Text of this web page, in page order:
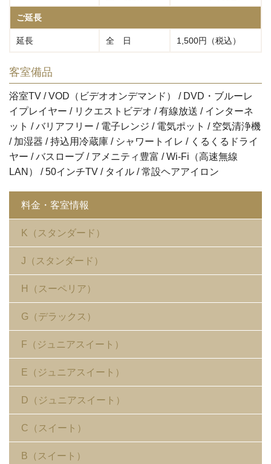
ご延長
延長 全 日 1,500円（税込）
客室備品
浴室TV / VOD（ビデオオンデマンド） / DVD・ブルーレ
イプレイヤー / リクエストビデオ / 有線放送 / インターネ
ット / バリアフリー / 電子レンジ / 電気ポット / 空気清浄機
/ 加湿器 / 持込用冷蔵庫 / シャワートイレ / くるくるドライ
ヤー / バスローブ / アメニティ豊富 / Wi-Fi（高速無線
LAN） / 50インチTV / タイル / 常設ヘアアイロン
料金・客室情報
K（スタンダード）
J（スタンダード）
H（スーペリア）
G（デラックス）
F（ジュニアスイート）
E（ジュニアスイート）
D（ジュニアスイート）
C（スイート）
B（スイート）